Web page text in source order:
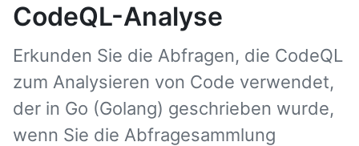
CodeQL-Analyse
Erkunden Sie die Abfragen, die CodeQL
zum Analysieren von Code verwendet,
der in Go (Golang) geschrieben wurde,
wenn Sie die Abfragesammlung